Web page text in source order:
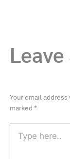
Your email
marked *
here..